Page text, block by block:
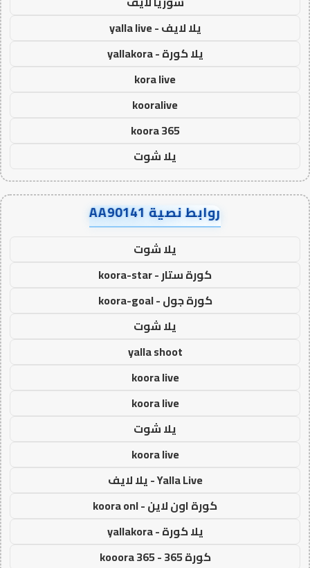
يلا لايف - yalla live
يلا كورة - yallakora
kora live
kooralive
koora 365
يلا شوت
روابط نصية AA90141
يلا شوت
كورة ستار - koora-star
كورة جول - koora-goal
يلا شوت
yalla shoot
koora live
koora live
يلا شوت
koora live
Yalla Live - يلا لايف
كورة اون لاين - koora onl
يلا كورة - yallakora
كورة 365 - kooora 365